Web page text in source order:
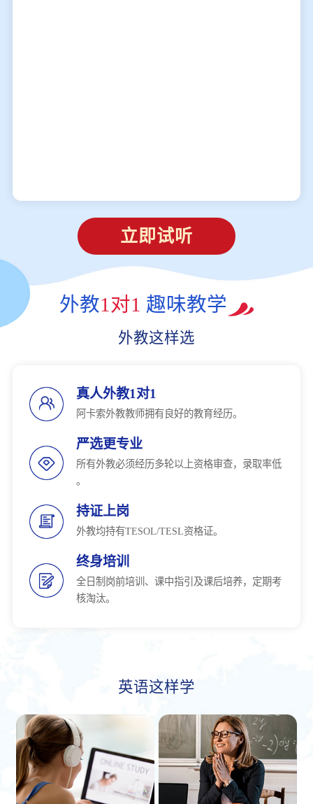
立即试听
外教1对1 趣味教学
外教这样选
真人外教1对1
阿卡索外教教师拥有良好的教育经历。
严选更专业
所有外教必须经历多轮以上资格审查，录取率低
。
持证上岗
外教均持有TESOL/TESL资格证。
终身培训
全日制岗前培训、课中指引及课后培养，定期考
核淘汰。
英语这样学